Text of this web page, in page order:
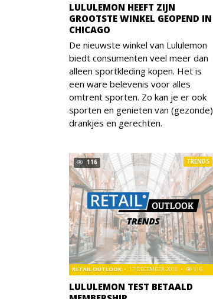
LULULEMON HEEFT ZIJN
GROOTSTE WINKEL GEOPEND IN
CHICAGO
De nieuwste winkel van Lululemon
biedt consumenten veel meer dan
alleen sportkleding kopen. Het is
een ware belevenis voor alles
omtrent sporten. Zo kan je er ook
sporten en genieten van (gezonde)
drankjes en gerechten.
116
LULULEMON TEST BETAALD
RETAIL OUTLOOK 17 DECEMBER 2018 116
TRENDS